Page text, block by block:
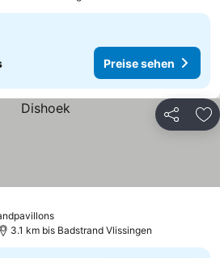
Preise sehen
Teilen
3.1 km bis Badstrand Vlissingen